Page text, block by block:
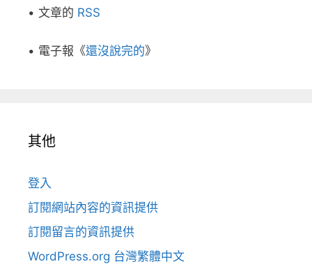
• 文章的 RSS
• 電子報《還沒說完的》
其他
登入
訂閱網站內容的資訊提供
訂閱留言的資訊提供
WordPress.org 台灣繁體中文